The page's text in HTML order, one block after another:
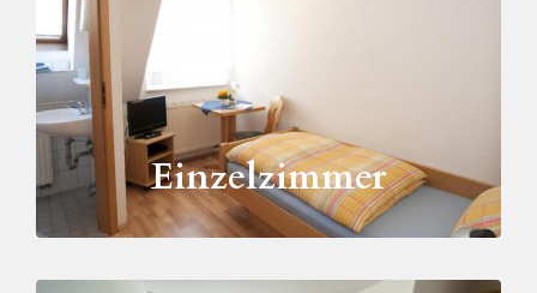
Einzelzimmer